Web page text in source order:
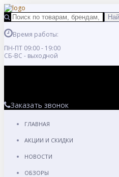
Время работы:
ПН-ПТ 09:00 - 19:00
СБ-ВС - выходной
Заказать звонок
ГЛАВНАЯ
АКЦИИ И СКИДКИ
НОВОСТИ
ОБЗОРЫ